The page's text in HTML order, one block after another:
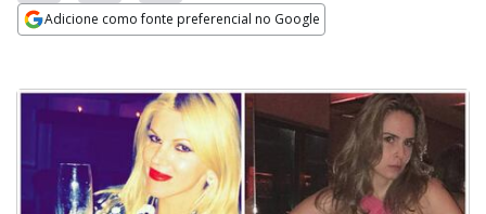
Adicione como fonte preferencial no Google